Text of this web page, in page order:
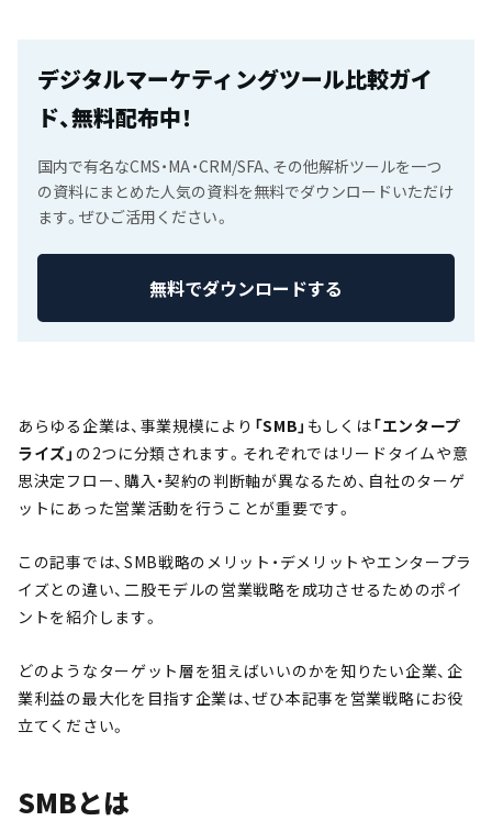
デジタルマーケティングツール比較ガイ
ド、無料配布中！
国内で有名なCMS・MA・CRM/SFA、その他解析ツールを一つ
の資料にまとめた人気の資料を無料でダウンロードいただけ
ます。ぜひご活用ください。
無料でダウンロードする
あらゆる企業は、事業規模により 「SMB」 もしくは「エンタープ
ライズ」 の2つに分類されます。それぞれではリードタイムや意
思決定フロー、購入・契約の判断軸が異なるため、自社のターゲ
ットにあった営業活動を行うことが重要です。
この記事では、SMB戦略のメリット・デメリットやエンタープラ
イズとの違い、二股モデルの営業戦略を成功させるためのポイ
ントを紹介します。
どのようなターゲット層を狙えばいいのかを知りたい企業、企
業利益の最大化を目指す企業は、ぜひ本記事を営業戦略にお役
立てください。
SMBとは